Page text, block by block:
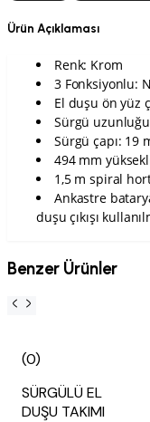
Ürün Açıklaması
Renk: Krom
3 Fonksiyonlu:
El duşu ön yüz
Sürgü
Sürgü çapı: 19
494 mm
1,5 m spiral
Ankastre
duşu çıkışı
Benzer Ürünler
(0)
SÜRGÜLÜ EL
DUŞU TAKIMI